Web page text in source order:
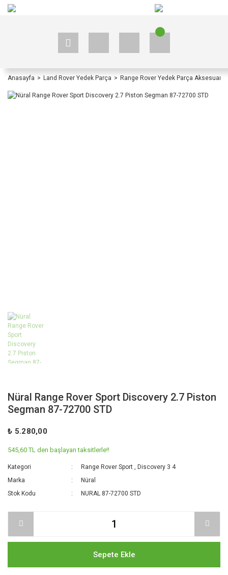
Anasayfa Land Rover Yedek Parça Range Rover Yedek Parça Aksesuar
Nüral Range Rover Sport Discovery 2.7 Piston
Segman 87-72700 STD
₺ 5.280,00
545,60 TL den başlayan taksitlerle!!
Kategori Range Rover Sport ,Discovery 3 4
Marka
Nüral
Stok Kodu
NURAL 87-72700 STD
Sepete Ekle